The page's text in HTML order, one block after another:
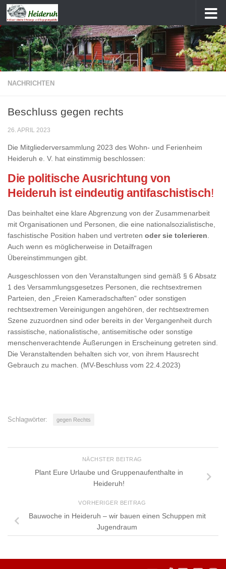
Zum Inhalt springen
NACHRICHTEN
Beschluss gegen rechts
26. APRIL 2023
Die Mitgliederversammlung 2023 des Wohn- und Ferienheim
Heideruh e. V. hat einstimmig beschlossen:
Die politische Ausrichtung von
Heideruh ist eindeutig antifaschistisch!
Das beinhaltet eine klare Abgrenzung von der Zusammenarbeit
mit Organisationen und Personen, die eine nationalsozialistische,
faschistische Position haben und vertreten oder sie tolerieren.
Auch wenn es möglicherweise in Detailfragen
Übereinstimmungen gibt.
Ausgeschlossen von den Veranstaltungen sind gemäß § 6 Absatz
1 des Versammlungsgesetzes Personen, die rechtsextremen
Parteien, den „Freien Kameradschaften“ oder sonstigen
rechtsextremen Vereinigungen angehören, der rechtsextremen
Szene zuzuordnen sind oder bereits in der Vergangenheit durch
rassistische, nationalistische, antisemitische oder sonstige
menschenverachtende Äußerungen in Erscheinung getreten sind.
Die Veranstaltenden behalten sich vor, von ihrem Hausrecht
Gebrauch zu machen. (MV-Beschluss vom 22.4.2023)
Schlagwörter: gegen Rechts
NÄCHSTER BEITRAG
Plant Eure Urlaube und Gruppenaufenthalte in
Heideruh!
VORHERIGER BEITRAG
Bauwoche in Heideruh – wir bauen einen Schuppen mit
Jugendraum